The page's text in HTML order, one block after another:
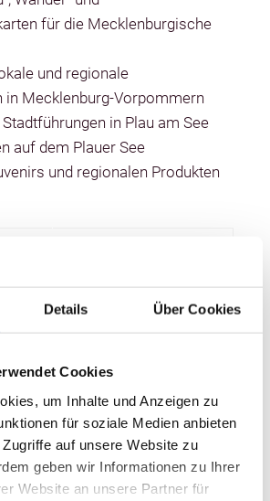
Details Über Cookies
Cookies
um Inhalte und Anzeigen zu
für soziale Medien anbieten
auf unsere Website zu
geben wir Informationen zu Ihrer
Website an unsere Partner für
für die Mecklenburgische
und regionale
in Mecklenburg-Vorpommern
in Plau am See
auf dem Plauer See
und regionalen Produkten
10:00 - 14:00 Uhr
gesonderte Öffnungszeiten